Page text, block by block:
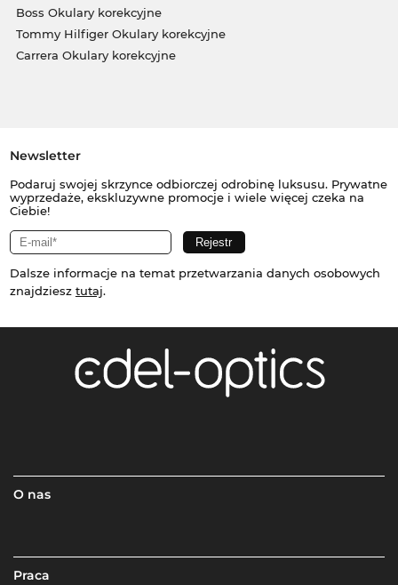
Boss Okulary korekcyjne
Tommy Hilfiger Okulary korekcyjne
Carrera Okulary korekcyjne
Newsletter
Podaruj swojej skrzynce odbiorczej odrobinę luksusu. Prywatne
wyprzedaże, ekskluzywne promocje i wiele więcej czeka na
Ciebie!
Dalsze informacje na temat przetwarzania danych osobowych
znajdziesz tutaj.
O nas
Praca